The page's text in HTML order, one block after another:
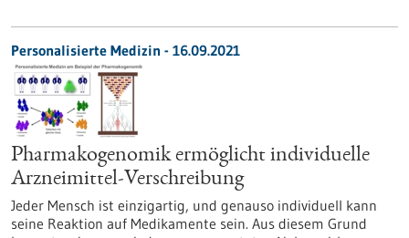
Personalisierte Medizin - 16.09.2021
Pharmakogenomik ermöglicht individuelle
Arzneimittel-Verschreibung
Jeder Mensch ist einzigartig, und genauso individuell kann
seine Reaktion auf Medikamente sein. Aus diesem Grund